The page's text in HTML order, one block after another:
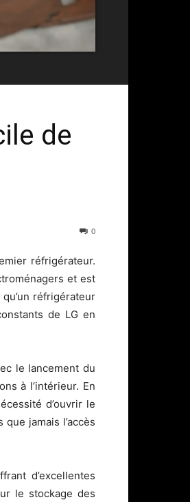
de
0
réfrigérateur.
et est
réfrigérateur
de LG en
le lancement du
à l’intérieur. En
d’ouvrir le
jamais l’accès
d’excellentes
le stockage des